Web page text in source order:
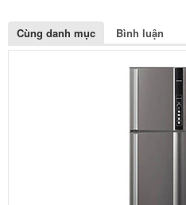
Cùng danh mục Bình luận